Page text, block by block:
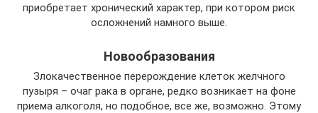
приобретает хронический характер, при котором риск
осложнений намного выше.
Новообразования
Злокачественное перерождение клеток желчного
пузыря – очаг рака в органе, редко возникает на фоне
приема алкоголя, но подобное, все же, возможно. Этому